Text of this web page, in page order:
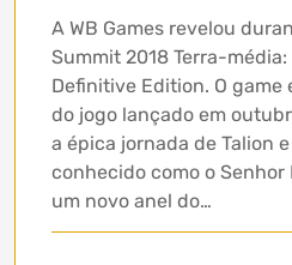
A WB Games revelou
Summit 2018 Terra-
Definitive Edition. O game
do jogo lançado em
a épica jornada de Talion
conhecido como o
um novo anel do…